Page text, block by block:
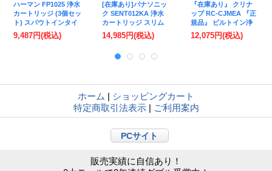
ハーマン FP1025 浄水
カートリッジ (3個セッ
ト) スパウトインタイ
プ用 交換カートリッ
ジ ノーリツ 正規品
9,487円(税込)
[在庫あり]パナソニッ
ク SENT012KA 浄水
カートリッジ スリム
センサー水栓用 正規
品 ☆【本州四国送料
14,985円(税込)
『在庫あり』 クリナ
ップ RC-CJMEA 『正
規品』 ビルトイン浄
水器カートリッジ ビ
ルトインCJMEA-30用
12,075円(税込)
ホーム
ショッピングカート
特定商取引法表示
ご利用案内
PCサイト
販売実績に自信あり！